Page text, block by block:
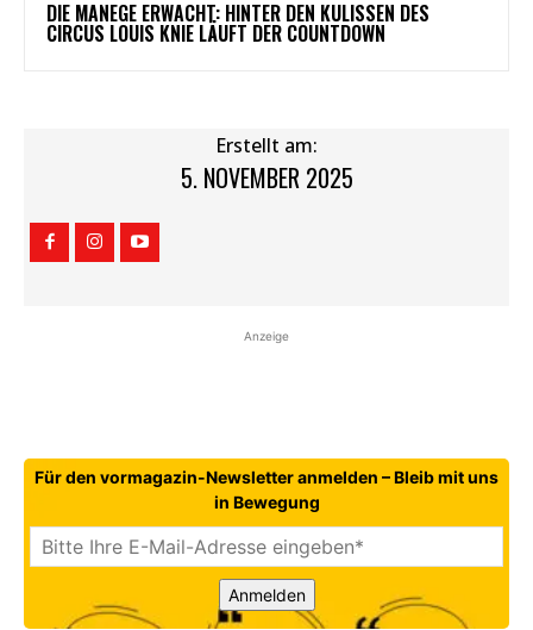
DIE MANEGE ERWACHT: HINTER DEN KULISSEN DES
CIRCUS LOUIS KNIE LÄUFT DER COUNTDOWN
Erstellt am:
5. NOVEMBER 2025
Anzeige
Für den vormagazin-Newsletter anmelden – Bleib mit uns
in Bewegung
Anmelden